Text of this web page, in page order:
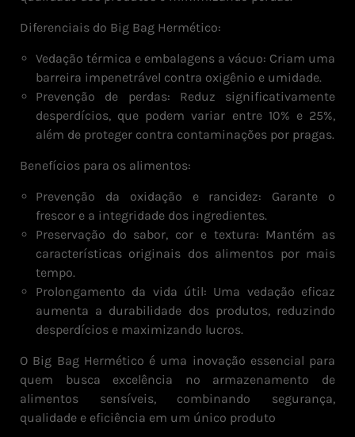
Diferenciais do Big Bag Hermético:
Vedação térmica e embalagens a vácuo: Criam uma
barreira impenetrável contra oxigênio e umidade.
Prevenção de perdas: Reduz significativamente
desperdícios, que podem variar entre 10% e 25%,
além de proteger contra contaminações por pragas.
Benefícios para os alimentos:
Prevenção da oxidação e rancidez: Garante o
frescor e a integridade dos ingredientes.
Preservação do sabor, cor e textura: Mantém as
características originais dos alimentos por mais
tempo.
Prolongamento da vida útil: Uma vedação eficaz
aumenta a durabilidade dos produtos, reduzindo
desperdícios e maximizando lucros.
O Big Bag Hermético é uma inovação essencial para
quem busca excelência no armazenamento de
alimentos sensíveis, combinando segurança,
qualidade e eficiência em um único produto